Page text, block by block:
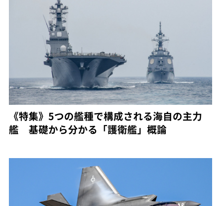
《特集》5つの艦種で構成される海自の主力
艦 基礎から分かる「護衛艦」概論